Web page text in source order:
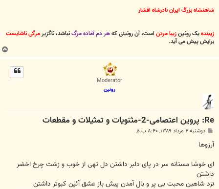
شاهنشاه بزرگ ایران نادرشاه افشار
زیبندهیک رونینزیبا مردن است، آن رونینی کههر دم آماده مرگنباشد، ناگزیرمرگی ناشایست
برایش پیش می آید.
Moderator
رونین
Re: پروین اعتصامی-2-مثنویات و تمثیلات و مقطعات
ت
دوشنبه ۴ مرداد ۱۳۸۹, ۸:۴۰ ب.ظ
آرزوها
ای خوشا مستانه سر در پای دلبر داشتن دل تهی از خوب و زشت چرخ اخضر
داشتن
نزد شاهین محبت بی پر و بال آمدن پیش باز عشق آئین کبوتر داشتن